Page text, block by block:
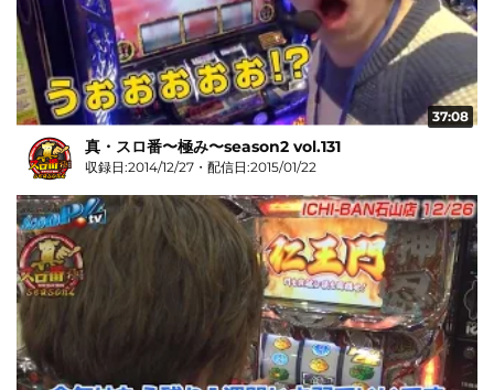
37:08
真・スロ番〜極み〜season2 vol.131
収録日:2014/12/27・配信日:2015/01/22